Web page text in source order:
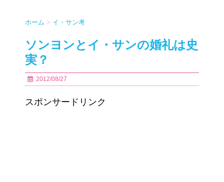
ホーム > イ・サン考
ソンヨンとイ・サンの婚礼は史
実？
2012/08/27
スポンサードリンク